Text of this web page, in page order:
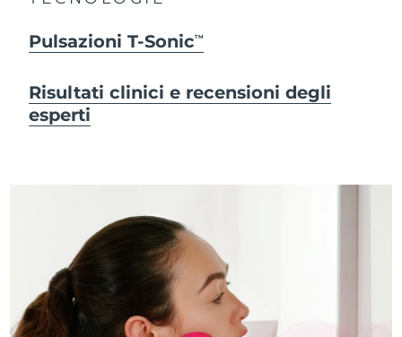
Pulsazioni T-SonicTM
Risultati clinici e recensioni degli
esperti